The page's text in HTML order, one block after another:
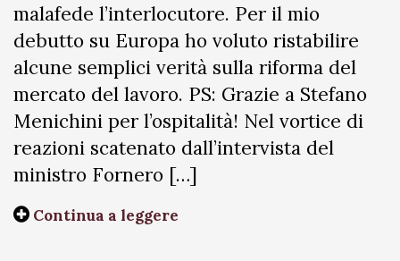
malafede l’interlocutore. Per il mio
debutto su Europa ho voluto ristabilire
alcune semplici verità sulla riforma del
mercato del lavoro. PS: Grazie a Stefano
Menichini per l’ospitalità! Nel vortice di
reazioni scatenato dall’intervista del
ministro Fornero […]
Continua a leggere